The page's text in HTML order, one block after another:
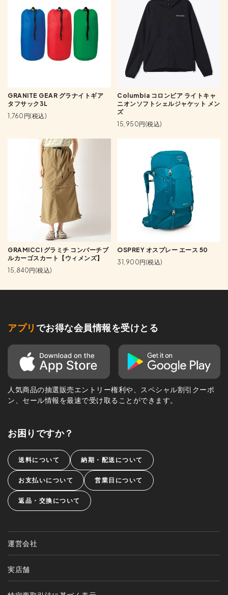
GRANITE GEAR グラナイトギア
タフサック3L
1,760円(税込)
Columbia コロンビア ライトキャ
ニオンソフトシェルジャケット メン
ズ
15,950円(税込)
GRAMICCI グラミチ コンバーチブ
ルカーゴスカート【ウィメンズ】
15,840円(税込)
OSPREY オスプレー エース 50
31,900円(税込)
アプリ でお得な会員情報を受けとる
人気商品の抽選販売エントリー権利や、スペシャル割引クーポ
ン、セール情報を最速で受け取ることができます。
お困りですか？
送料について 納期・配送について
お支払いについて 営業日について
返品・交換について
運営会社
実店舗